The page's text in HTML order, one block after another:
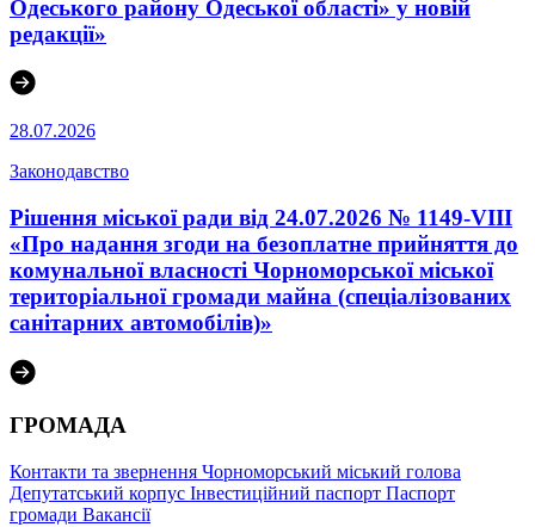
Одеського району Одеської області» у новій
редакції»
28.07.2026
Законодавство
Рішення міської ради від 24.07.2026 № 1149-VIII
«Про надання згоди на безоплатне прийняття до
комунальної власності Чорноморської міської
територіальної громади майна (спеціалізованих
санітарних автомобілів)»
ГРОМАДА
Контакти та звернення Чорноморський міський голова
Депутатський корпус Інвестиційний паспорт Паспорт
громади Вакансії